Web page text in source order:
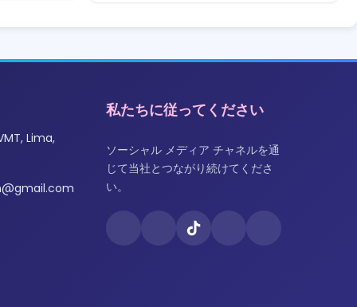
Lima,
私たちに従ってください
ソーシャル メディア チャネルを通
じて当社とつながり続けてくださ
い。